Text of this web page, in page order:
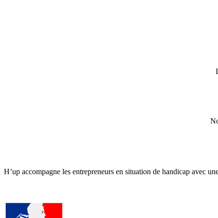
H’up accompagne​​ les entrepreneurs en situation de handicap avec